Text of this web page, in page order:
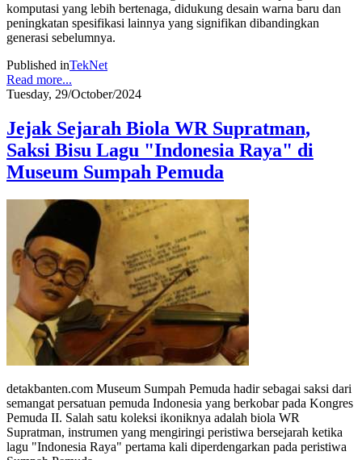
komputasi yang lebih bertenaga, didukung desain warna baru dan
peningkatan spesifikasi lainnya yang signifikan dibandingkan
generasi sebelumnya.
Published inTekNet
Read more...
Tuesday, 29/October/2024
Jejak Sejarah Biola WR Supratman,
Saksi Bisu Lagu "Indonesia Raya" di
Museum Sumpah Pemuda
detakbanten.com Museum Sumpah Pemuda hadir sebagai saksi dari
semangat persatuan pemuda Indonesia yang berkobar pada Kongres
Pemuda II. Salah satu koleksi ikoniknya adalah biola WR
Supratman, instrumen yang mengiringi peristiwa bersejarah ketika
lagu "Indonesia Raya" pertama kali diperdengarkan pada peristiwa